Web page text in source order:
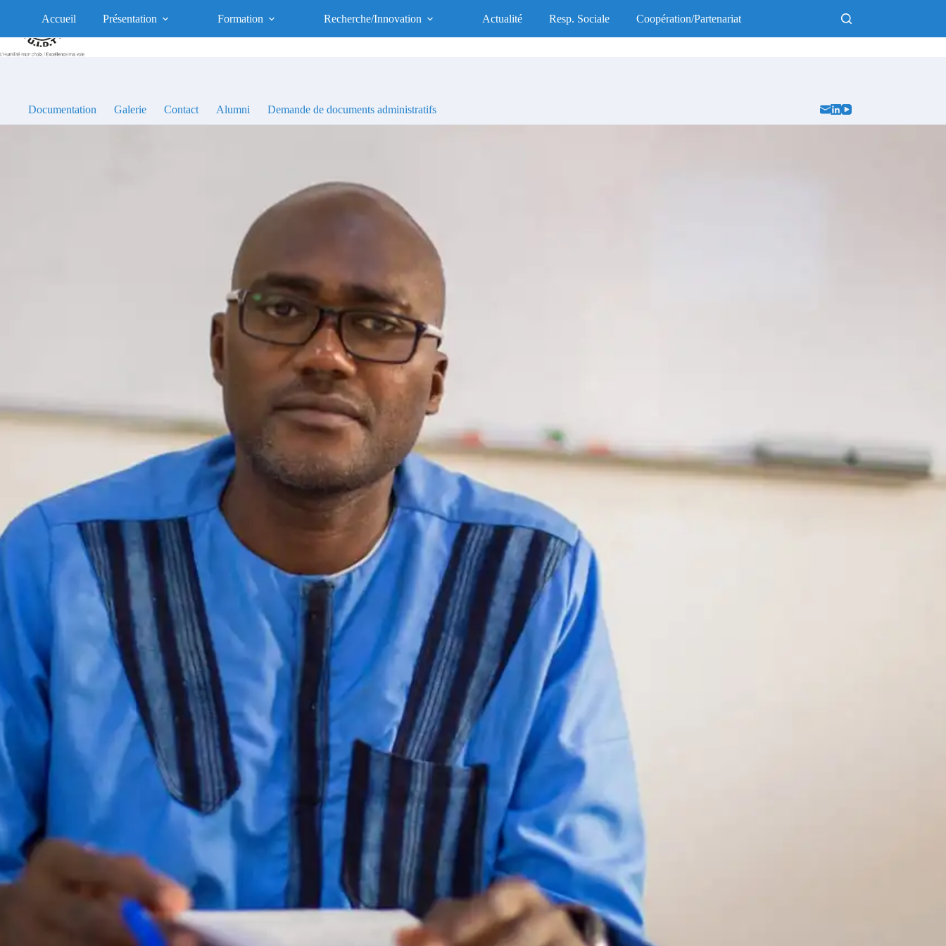
UFR des Sciences de la Santé
UFR d'Excellence, Socialement Responsable
Accueil Présentation Formation Recherche/Innovation Actualité Resp. Sociale Coopération/Partenariat
Documentation Galerie Contact Alumni Demande de documents administratifs